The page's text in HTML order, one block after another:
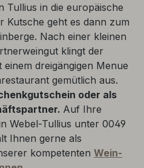
Tullius in die europäische
Kutsche geht es dann zum
Nach einer kleinen
klingt der
dreigängigen Menue
gemütlich aus.
oder als
Auf Ihre
Webel-Tullius unter 0049
Ihnen gerne als
kompetenten Wein-